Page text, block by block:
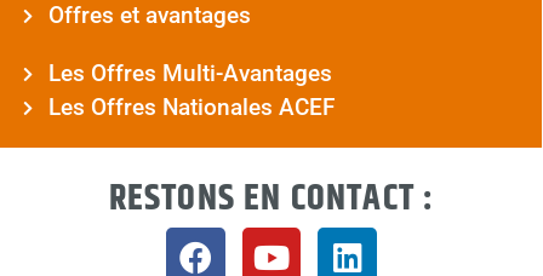
Offres et avantages
Les Offres Multi-Avantages
Les Offres Nationales ACEF
RESTONS EN CONTACT :